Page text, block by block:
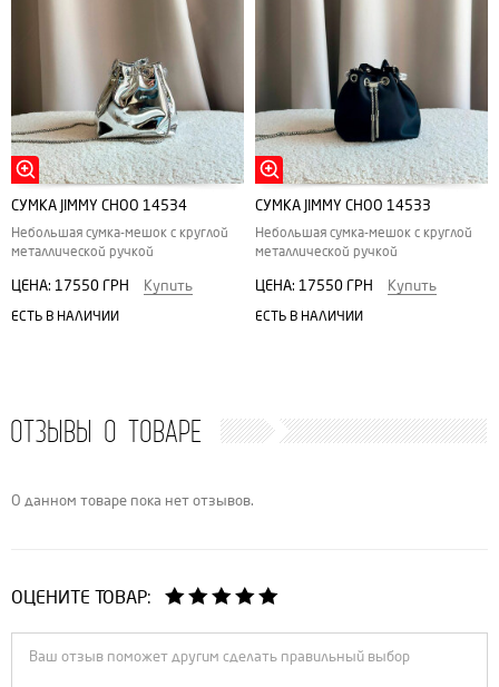
СУМКА JIMMY CHOO 14534
Небольшая сумка-мешок с круглой
металлической ручкой
ЦЕНА: 17550 ГРН Купить
ЕСТЬ В НАЛИЧИИ
СУМКА JIMMY CHOO 14533
Небольшая сумка-мешок с круглой
металлической ручкой
ЦЕНА: 17550 ГРН Купить
ЕСТЬ В НАЛИЧИИ
ОТЗЫВЫ О ТОВАРЕ
О данном товаре пока нет отзывов.
ОЦЕНИТЕ ТОВАР: